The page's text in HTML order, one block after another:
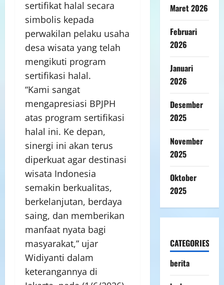
sertifikat halal secara
simbolis kepada
perwakilan pelaku usaha
desa wisata yang telah
mengikuti program
sertifikasi halal.
“Kami sangat
mengapresiasi BPJPH
atas program sertifikasi
halal ini. Ke depan,
sinergi ini akan terus
diperkuat agar destinasi
wisata Indonesia
semakin berkualitas,
berkelanjutan, berdaya
saing, dan memberikan
manfaat nyata bagi
masyarakat,” ujar
Widiyanti dalam
keterangannya di
Maret 2026
Februari
2026
Januari
2026
Desember
2025
November
2025
Oktober
2025
CATEGORIES
berita